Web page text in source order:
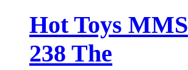
Hot Toys MMS
238 The